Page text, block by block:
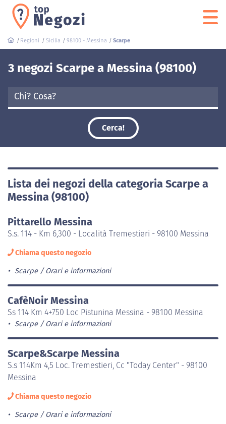
Regioni Sicilia 98100 - Messina Scarpe
3 negozi Scarpe a Messina (98100)
Cerca!
Lista dei negozi della categoria Scarpe a
Messina (98100)
Pittarello Messina
S.s. 114 - Km 6,300 - Località Tremestieri - 98100 Messina
Chiama questo negozio
Scarpe Orari e informazioni
CafèNoir Messina
Ss 114 Km 4+750 Loc Pistunina Messina - 98100 Messina
Scarpe Orari e informazioni
Scarpe&Scarpe Messina
S.s 114Km 4,5 Loc. Tremestieri, Cc "Today Center" - 98100
Messina
Chiama questo negozio
Scarpe Orari e informazioni